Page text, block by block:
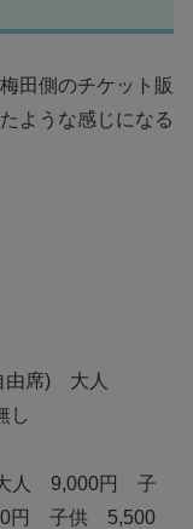
田側のチケット販
ような感じになる
由席) 大人
し
大人 9,000円 子
円 子供 5,500